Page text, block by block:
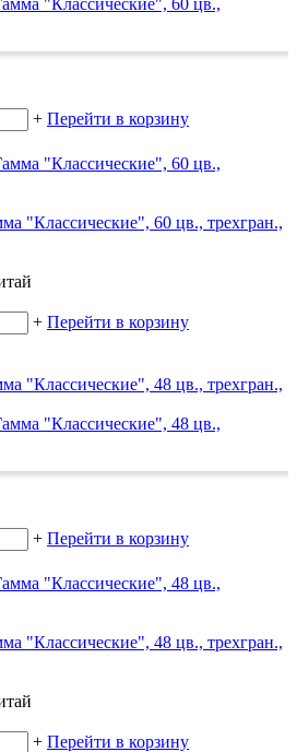
+ Перейти в корзину
"Классические", 60 цв., трехгран.,
+ Перейти в корзину
"Классические", 48 цв., трехгран.,
+ Перейти в корзину
"Классические", 48 цв., трехгран.,
+ Перейти в корзину